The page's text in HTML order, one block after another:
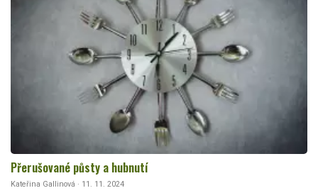
Přerušované půsty a hubnutí
Kateřina Gallinová · 11. 11. 2024